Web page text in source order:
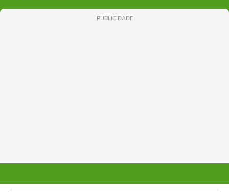
PUBLICIDADE